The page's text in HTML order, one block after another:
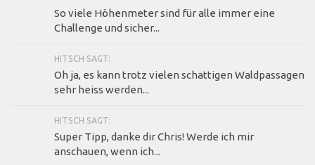
So viele Höhenmeter sind für alle immer eine
Challenge und sicher...
HITSCH SAGT:
Oh ja, es kann trotz vielen schattigen Waldpassagen
sehr heiss werden...
HITSCH SAGT:
Super Tipp, danke dir Chris! Werde ich mir
anschauen, wenn ich...